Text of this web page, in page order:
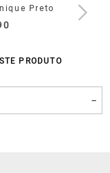
Preto
PRODUTO